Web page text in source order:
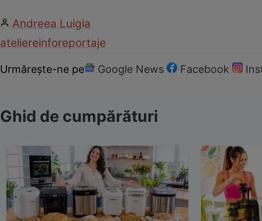
Andreea Luigia
ateliereinforeportaje
Urmărește-ne pe Google News Facebook
Ghid de cumpărături